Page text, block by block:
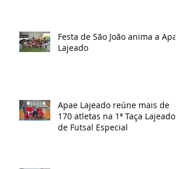
Festa de São João anima a Apae
Lajeado
Apae Lajeado reúne mais de
170 atletas na 1ª Taça Lajeado
de Futsal Especial